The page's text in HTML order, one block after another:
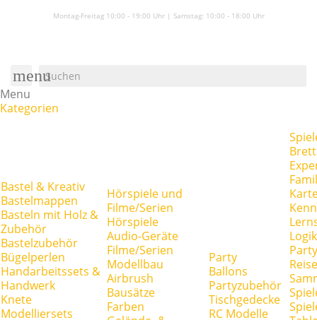
Montag-Freitag 10:00 - 19:00 Uhr | Samstag: 10:00 - 18:00 Uhr
menu
Menu
Kategorien
Bastel & Kreativ
Bastelmappen
Basteln mit Holz &
Zubehör
Bastelzubehör
Bügelperlen
Handarbeitssets &
Handwerk
Knete
Modelliersets
Hörspiele und
Filme/Serien
Hörspiele
Audio-Geräte
Filme/Serien
Modellbau
Airbrush
Bausätze
Farben
Party
Ballons
Partyzubehör
Tischgedecke
RC Modelle